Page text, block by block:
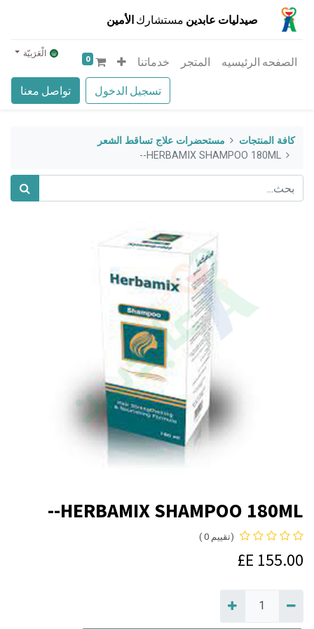
صيدليات عابدين مستشارك الأمين
تسجيل الدخول تواصل معنا
الصفحه الرئيسيه المتجر خدماتنا 0 الْعَرَبيّة
كافة المنتجات
مستحضرات علاج تساقط الشعر
HERBAMIX SHAMPOO 180ML--
HERBAMIX SHAMPOO 180ML--
(تقييم 0 )
155.00